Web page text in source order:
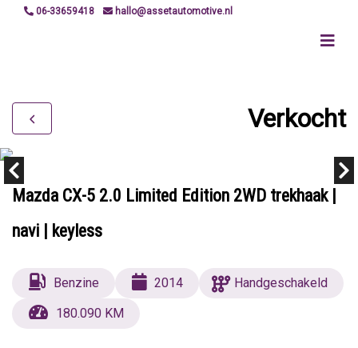
06-33659418 hallo@assetautomotive.nl
Verkocht
Mazda CX-5 2.0 Limited Edition 2WD trekhaak |
navi | keyless
Benzine 2014
Handgeschakeld
180.090 KM